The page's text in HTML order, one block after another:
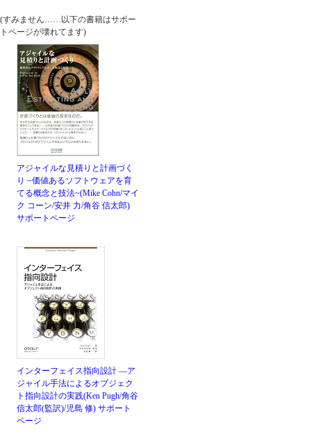
(すみません……以下の書籍はサポー
トページが壊れてます)
アジャイルな見積りと計画づく
り ~価値あるソフトウェアを育
てる概念と技法~(Mike Cohn/マイ
ク コーン/安井 力/角谷 信太郎)
サポートページ
インターフェイス指向設計 ―ア
ジャイル手法によるオブジェク
ト指向設計の実践(Ken Pugh/角谷
信太郎(監訳)/児島 修) サポート
ページ